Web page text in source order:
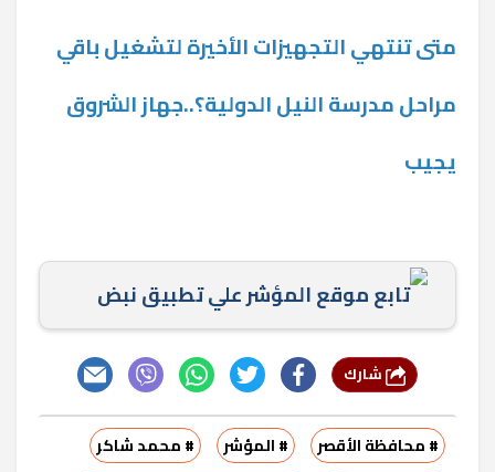
متى تنتهي التجهيزات الأخيرة لتشغيل باقي
مراحل مدرسة النيل الدولية؟..جهاز الشروق
يجيب
تابع موقع المؤشر علي تطبيق نبض
# محافظة الأقصر # المؤشر
# محمد شاكر